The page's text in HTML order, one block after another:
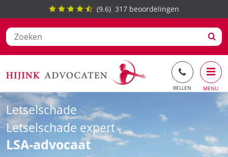
Ga
naar
de
inhoud
(9.6) 317 beoordelingen
Letselschade
Letselschade expert
LSA-advocaat